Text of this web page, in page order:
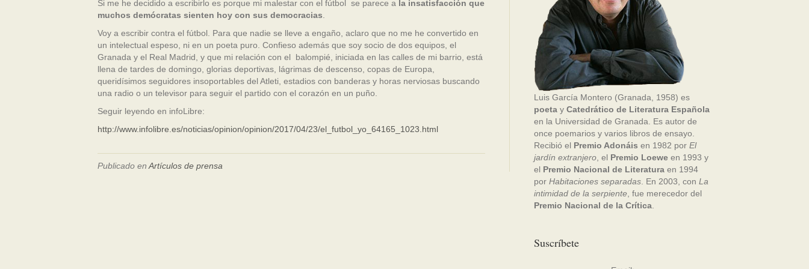
Si me he decidido a escribirlo es porque mi malestar con el fútbol se parece a la insatisfacción que
muchos demócratas sienten hoy con sus democracias
Voy a escribir contra el fútbol. Para que nadie se lleve a engaño, aclaro que no me he convertido en
un intelectual espeso, ni en un poeta puro. Confieso además que soy socio de dos equipos, el
Granada y el Real Madrid, y que mi relación con el balompié, iniciada en las calles de mi barrio, está
llena de tardes de domingo, glorias deportivas, lágrimas de descenso, copas de Europa,
queridísimos seguidores insoportables del Atleti, estadios con banderas y horas nerviosas buscando
una radio o un televisor para seguir el partido con el corazón en un puño.
Seguir leyendo en infoLibre:
http://www.infolibre.es/noticias/opinion/opinion/2017/04/23/el_futbol_yo_64165_1023.html
Publicado en Artículos de prensa
Luis García Montero (Granada, 1958) es
poeta y Catedrático de Literatura Española
en la Universidad de Granada. Es autor de
once poemarios y varios libros de ensayo.
Recibió el Premio Adonáis en 1982 por El
jardín extranjero , el Premio Loewe en 1993 y
el Premio Nacional de Literatura en 1994
por Habitaciones separadas . En 2003, con La
intimidad de la serpiente , fue merecedor del
Premio Nacional de la Crítica
Suscríbete